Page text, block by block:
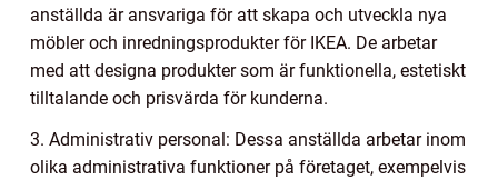
anställda är ansvariga för att skapa och utveckla nya
möbler och inredningsprodukter för IKEA. De arbetar
med att designa produkter som är funktionella, estetiskt
tilltalande och prisvärda för kunderna.
3. Administrativ personal: Dessa anställda arbetar inom
olika administrativa funktioner på företaget, exempelvis